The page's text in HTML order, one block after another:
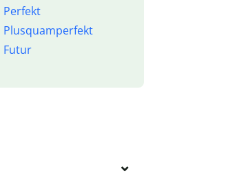
Perfekt
Plusquamperfekt
Futur